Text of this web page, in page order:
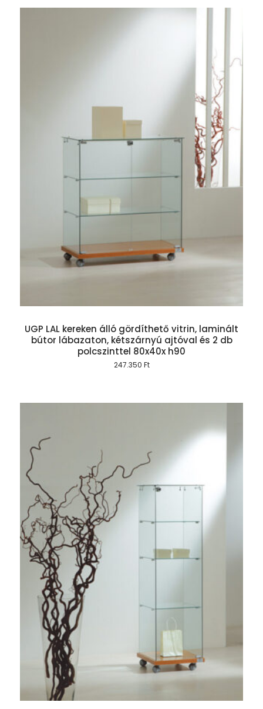
UGP LAL kereken álló gördíthető vitrin, laminált
bútor lábazaton, kétszárnyú ajtóval és 2 db
polcszinttel 80x40x h90
247.350 Ft